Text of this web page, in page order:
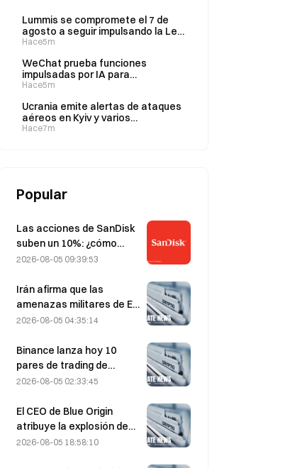
Lummis se compromete el 7 de
agosto a seguir impulsando la Ley
CLARITY mientras la votación del
septiembre.
Hace5m
WeChat prueba funciones
impulsadas por IA para
Momentos; Tencent confirma un
Hace5m
Ucrania emite alertas de ataques
aéreos en Kyiv y varios
aeropuertos rusos suspenden sus
Hace7m
Popular
Las acciones de SanDisk
suben un 10%: ¿cómo
está iniciando HBF un
almacenamiento para la
IA y pueden los
resultados financieros
crecimiento?
2026-08-05 09:39:53
Irán afirma que las
amenazas militares de EE.
UU. retrasan el acuerdo
sobre el estrecho de
Ormuz
2026-08-05 04:35:14
Binance lanza hoy 10
pares de trading de
bStocks a las 20:00
de maker
2026-08-05 02:33:45
El CEO de Blue Origin
atribuye la explosión de
New Glenn en mayo a un
2026-08-05 18:58:10